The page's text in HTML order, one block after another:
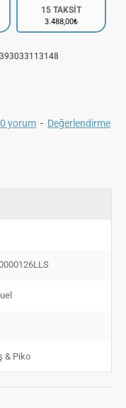
0 yorum - Değerlendirme
15 TAKSİT
3.488,00₺
& Piko